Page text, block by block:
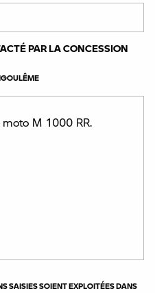
PAR LA CONCESSION
SAISIES SOIENT EXPLOITÉES DANS